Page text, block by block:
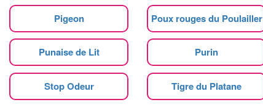
Pigeon Poux rouges du Poulailler
Punaise de Lit Purin
Stop Odeur Tigre du Platane